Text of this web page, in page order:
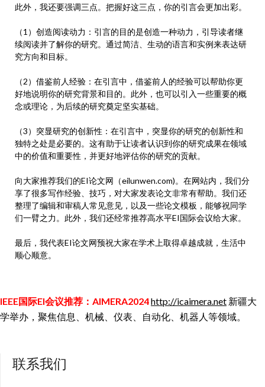
此外，我还要强调三点。把握好这三点，你的引言会更加出彩。
（1）创造阅读动力：引言的目的是创造一种动力，引导读者继
续阅读并了解你的研究。通过简洁、生动的语言和实例来表达研
究方向和目标。
（2）借鉴前人经验：在引言中，借鉴前人的经验可以帮助你更
好地说明你的研究背景和目的。此外，也可以引入一些重要的概
念或理论，为后续的研究奠定坚实基础。
（3）突显研究的创新性：在引言中，突显你的研究的创新性和
独特之处是必要的。这有助于让读者认识到你的研究成果在领域
中的价值和重要性，并更好地评估你的研究的贡献。
向大家推荐我们的EI论文网（eilunwen.com)。在网站内，我们分
享了很多写作经验、技巧，对大家发表论文非常有帮助。我们还
整理了编辑和审稿人常见意见，以及一些论文模板，能够祝同学
们一臂之力。此外，我们还经常推荐高水平EI国际会议给大家。
最后，我代表EI论文网预祝大家在学术上取得卓越成就，生活中
顺心顺意。
IEEE国际EI会议推荐：AIMERA2024http://icaimera.net 新疆大
学举办，聚焦信息、机械、仪表、自动化、机器人等领域。
联系我们